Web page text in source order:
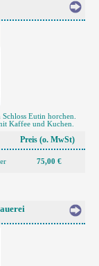
Eutin horchen.
Kaffee und Kuchen.
Preis (o. MwSt)
75,00 €